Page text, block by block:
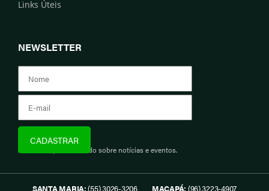
Links Úteis
NEWSLETTER
Assine e fique informado sobre notícias e eventos.
SANTA MARIA:(55) 3026-3206 MACAPÁ: (96) 3223-4907